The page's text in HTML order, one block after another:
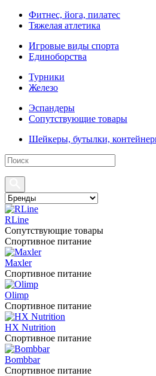
Фитнес, йога, пилатес
Тяжелая атлетика
Игровые виды спорта
Единоборства
Турники
Железо
Эспандеры
Сопутствующие товары
Шейкеры, бутылки,
RLine
Сопутствующие товары
Спортивное питание
Maxler
Спортивное питание
Olimp
Спортивное питание
HX Nutrition
Спортивное питание
Bombbar
Спортивное питание